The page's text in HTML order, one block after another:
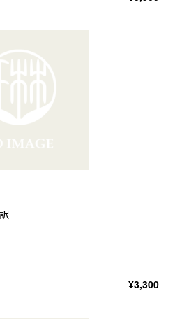
¥3,300